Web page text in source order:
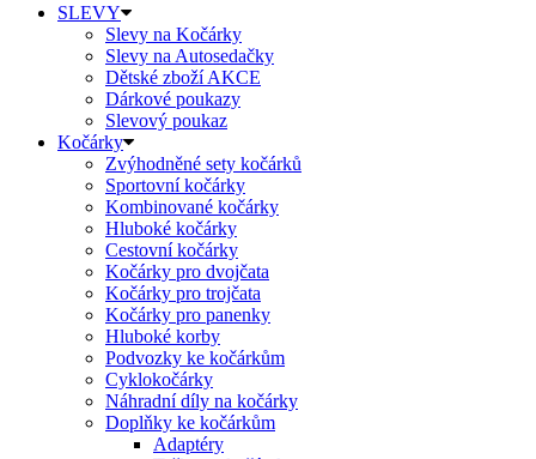
SLEVY
Slevy na Kočárky
Slevy na Autosedačky
Dětské zboží AKCE
Dárkové poukazy
Slevový poukaz
Kočárky
Zvýhodněné sety kočárků
Sportovní kočárky
Kombinované kočárky
Hluboké kočárky
Cestovní kočárky
Kočárky pro dvojčata
Kočárky pro trojčata
Kočárky pro panenky
Hluboké korby
Podvozky ke kočárkům
Cyklokočárky
Náhradní díly na kočárky
Doplňky ke kočárkům
Adaptéry